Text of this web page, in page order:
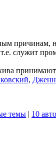
причинам,
служит
,
темы | 10